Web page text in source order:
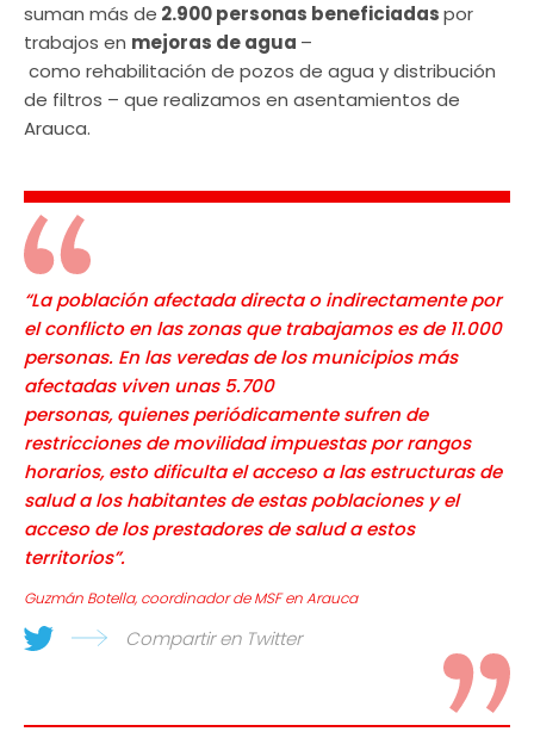
suman más de 2.900 personas beneficiadaspor
trabajos en mejoras de agua –
como rehabilitación de pozos de agua y distribución
de filtros – que realizamos en asentamientos de
Arauca.
“La población afectada directa o indirectamente por
el conflicto en las zonas que trabajamos es de 11.000
personas. En las veredas de los municipios más
afectadas viven unas 5.700
personas, quienes periódicamente sufren de
restricciones de movilidad impuestas por rangos
horarios, esto dificulta el acceso a las estructuras de
salud a los habitantes de estas poblaciones y el
acceso de los prestadores de salud a estos
territorios”.
Guzmán Botella, coordinador de MSF en Arauca
Compartir en Twitter